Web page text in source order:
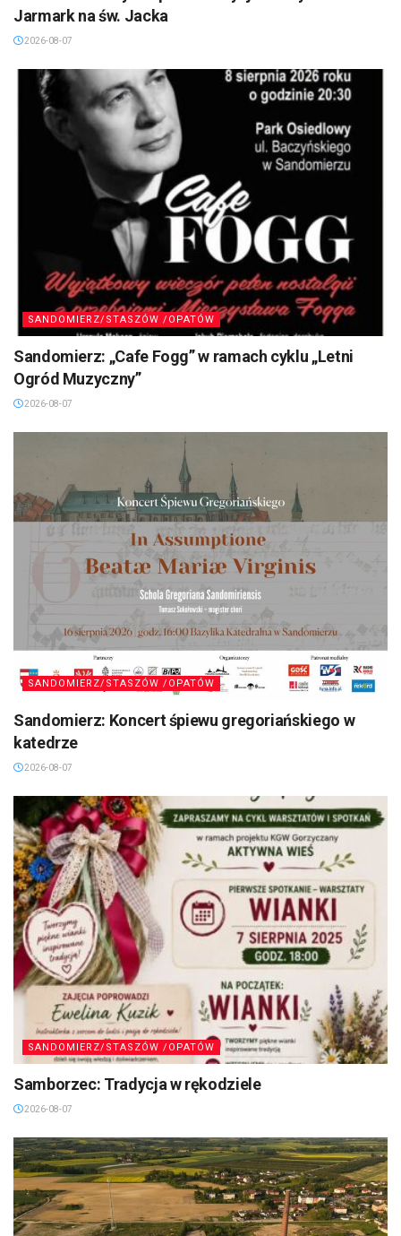
Jarmark na św. Jacka
2026-08-07
SANDOMIERZ/STASZÓW /OPATÓW
Sandomierz: „Cafe Fogg” w ramach cyklu „Letni
Ogród Muzyczny”
2026-08-07
SANDOMIERZ/STASZÓW /OPATÓW
Sandomierz: Koncert śpiewu gregoriańskiego w
katedrze
2026-08-07
SANDOMIERZ/STASZÓW /OPATÓW
Samborzec: Tradycja w rękodziele
2026-08-07